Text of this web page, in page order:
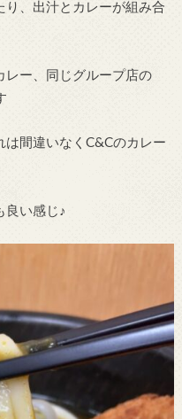
、出汁とカレーが組み合
レー、同じグループ店の
間違いなくC&Cのカレー
良い感じ♪